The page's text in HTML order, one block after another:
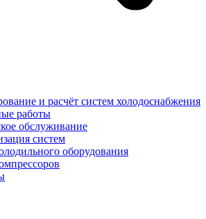
и расчёт систем холодоснабжения
работы
обслуживание
систем
оборудования